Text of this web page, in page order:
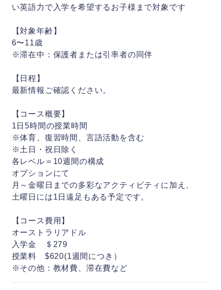
い英語力で入学を希望するお子様まで対象です
【対象年齢】
6〜11歳
※滞在中：保護者または引率者の同伴
【日程】
最新情報ご確認ください。
【コース概要】
1日5時間の授業時間
※体育、復習時間、言語活動を含む
※土日・祝日除く
各レベル＝10週間の構成
オプションにて
月～金曜日までの多彩なアクティビティに加え、
土曜日には1日遠足もある予定です。
【コース費用】
オーストラリアドル
入学金 ＄279
授業料 $620(1週間につき）
※その他：教材費、滞在費など